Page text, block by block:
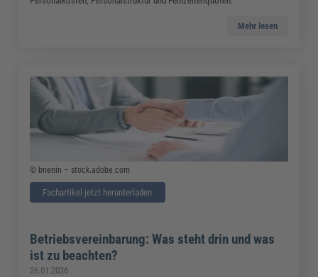
Mehr lesen
© bnenin – stock.adobe.com
Fachartikel jetzt herunterladen
Betriebsvereinbarung: Was steht drin und was
ist zu beachten?
26.01.2026